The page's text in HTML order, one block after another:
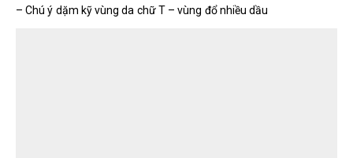
– Chú ý dặm kỹ vùng da chữ T – vùng đổ nhiều dầu